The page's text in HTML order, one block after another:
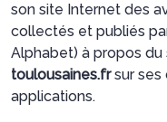
MARBRERIE
SERVICES AUX
ARTICLES FUNÉRAIRES
AGENCE DE
AGENCE DE MURET
AUZEVILLE-TOLOSANE
MURET
VILLEFRANCHE-DE-
ESPACES HOMMAGES
BOUTIQUE
son site Internet des
collectés et publiés
Alphabet) à propos du
toulousaines.frsur ses
applications.